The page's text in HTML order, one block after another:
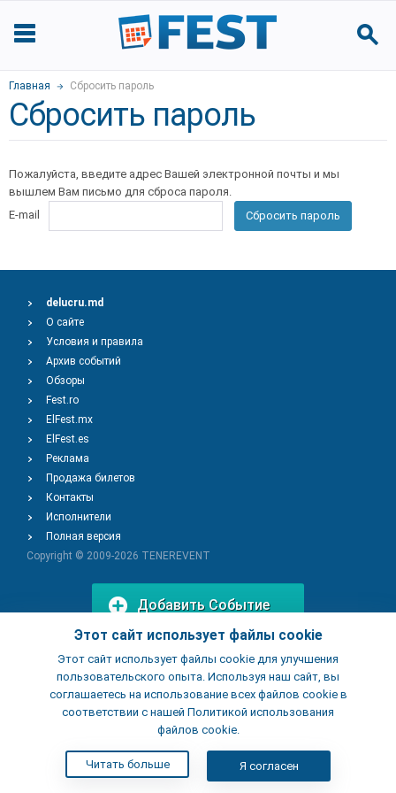
Главная Сбросить пароль
Сбросить пароль
Пожалуйста, введите адрес Вашей электронной почты и мы
вышлем Вам письмо для сброса пароля.
E-mail
Сбросить пароль
Этот сайт использует файлы cookie
Этот сайт использует файлы cookie для улучшения
пользовательского опыта. Используя наш сайт, вы
соглашаетесь на использование всех файлов cookie в
соответствии с нашей Политикой использования
файлов cookie.
Читать больше Я согласен
delucru.md
О сайте
Условия и правила
Архив событий
Обзоры
Fest.ro
ElFest.mx
ElFest.es
Реклама
Продажа билетов
Контакты
Исполнители
Полная версия
Copyright © 2009-2026 TENEREVENT
Добавить Событие
Добавить Заведение